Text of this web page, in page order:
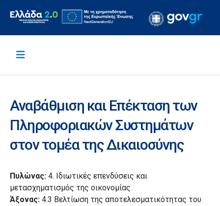
Αναβάθμιση και Eπέκταση των
Πληροφοριακών Συστημάτων
στον τομέα της Δικαιοσύνης
Πυλώνας: 4. Ιδιωτικές επενδύσεις και
μετασχηματισμός της οικονομίας
Άξονας: 4.3 Βελτίωση της αποτελεσματικότητας του